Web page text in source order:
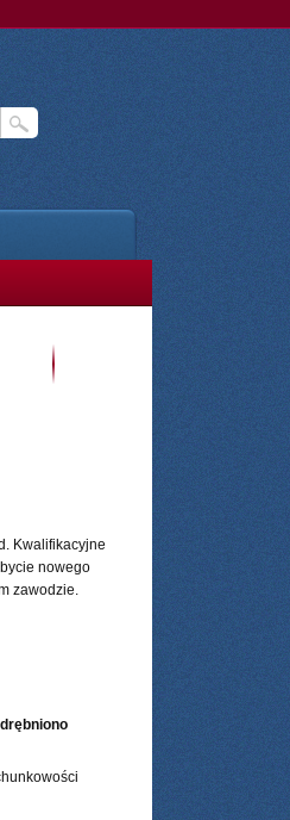
Kwalifikacyjne
nowego
zawodzie.